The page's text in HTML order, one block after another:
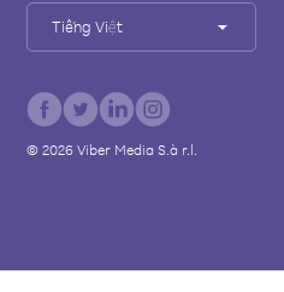
Tiếng Việt
© 2026Viber Media S.à r.l.